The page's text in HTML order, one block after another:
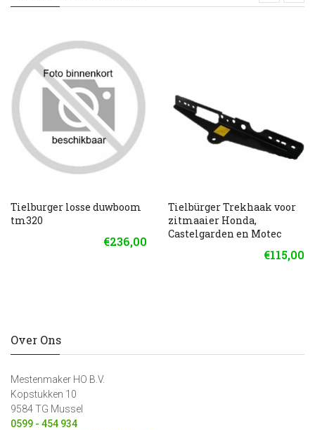
Tielburger losse duwboom
tm320
€236,00
Tielbürger Trekhaak voor
zitmaaier Honda,
Castelgarden en Motec
€115,00
Over Ons
Mestenmaker HO B.V.
Kopstukken 10
9584 TG Mussel
0599 - 454 934